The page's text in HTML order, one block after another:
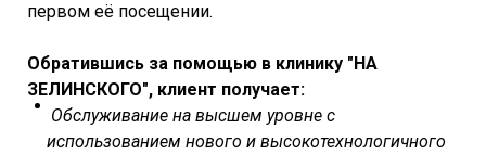
первом её посещении.
Обратившись за помощью в клинику "НА
ЗЕЛИНСКОГО", клиент получает:
Обслуживание на высшем уровне с
использованием нового и высокотехнологичного